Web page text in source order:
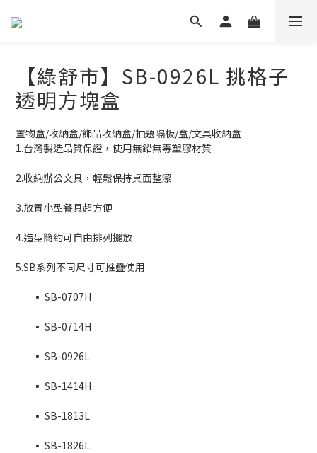
【綠舒市】SB-0926L 挑格子
透明方塊盒
置物盒/收納盒/飾品收納盒/抽題隔板/盒/文具收納盒
1.台灣製造品質保證，使用無鉛無毒塑膠材質
2.收納辦公文具，輕鬆保持桌面整潔
3.放置小型餐具超方便
4.造型簡約可自由排列擺放
5.SB系列不同尺寸可推疊使用
	▪️ SB-0707H
	▪️ SB-0714H
	▪️ SB-0926L
	▪️ SB-1414H
	▪️ SB-1813L
	▪️ SB-1826L